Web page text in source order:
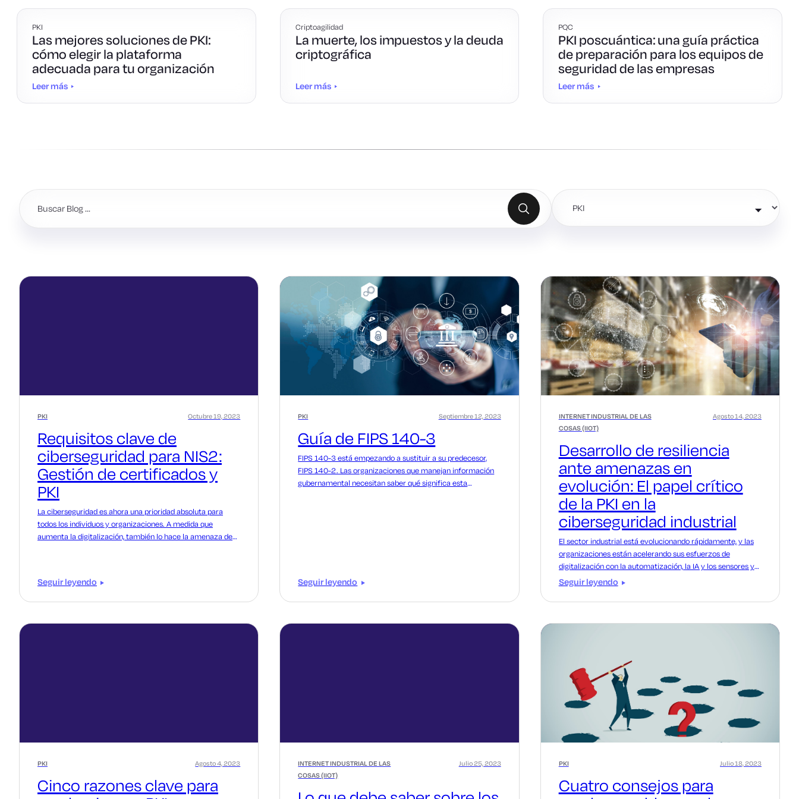
PKI
Las mejores soluciones de PKI:
cómo elegir la plataforma
adecuada para tu organización
Leer más
Criptoagilidad
La muerte, los impuestos y la deuda
criptográfica
Leer más
PQC
PKI poscuántica: una guía práctica
de preparación para los equipos de
seguridad de las empresas
Leer más
PKI
Requisitos clave de
ciberseguridad para NIS2:
Gestión de certificados y
PKI
Octubre 19, 2023
La ciberseguridad es ahora una prioridad absoluta para
todos los individuos y organizaciones. A medida que
aumenta la digitalización, también lo hace la amenaza de
Seguir leyendo
PKI
Guía de FIPS 140-3
Septiembre 12, 2023
FIPS 140-3 está empezando a sustituir a su predecesor,
FIPS 140-2. Las organizaciones que manejan información
gubernamental necesitan saber qué significa esta
Seguir leyendo
INTERNET INDUSTRIAL DE LAS
COSAS (IIOT)
Desarrollo de resiliencia
ante amenazas en
evolución: El papel crítico
de la PKI en la
ciberseguridad industrial
Agosto 14, 2023
El sector industrial está evolucionando rápidamente, y las
organizaciones están acelerando sus esfuerzos de
digitalización con la automatización, la IA y los sensores y
máquinas conectados.
Seguir leyendo
PKI
Cinco razones clave para
Agosto 4, 2023
INTERNET INDUSTRIAL DE LAS
COSAS (IIOT)
Julio 25, 2023 PKI
Cuatro consejos para
Julio 18, 2023